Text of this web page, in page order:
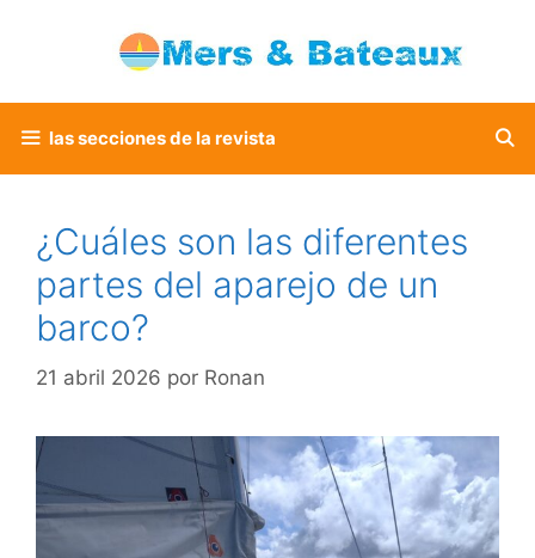
las secciones de la revista
¿Cuáles son las diferentes
partes del aparejo de un
barco?
21 abril 2026 por Ronan